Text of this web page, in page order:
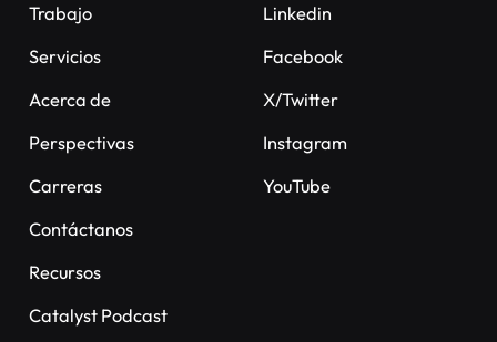
Trabajo
Servicios
Acerca de
Perspectivas
Carreras
Contáctanos
Recursos
Catalyst Podcast
Linkedin
Facebook
X/Twitter
Instagram
YouTube